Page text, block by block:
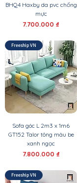
BHQ4 Haxby da pvc chống
mực
Giá
7.700.000 ₫
Freeship VN
Sofa góc L 2m3 x 1m6
GT152 Talor tông màu be
xanh ngọc
Giá
7.800.000 ₫
Freeship VN